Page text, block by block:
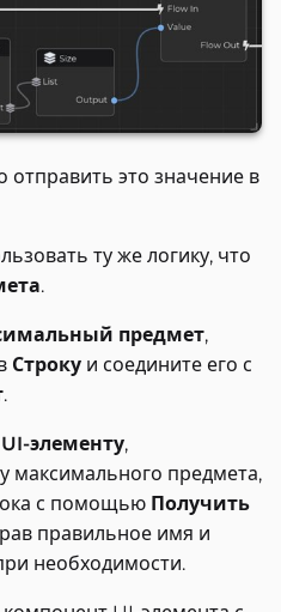
это значение в
ту же логику, что
.
предмет,
Строку и соедините его с
.
UI-элементу,
максимального предмета,
с помощью Получить
правильное имя и
необходимости.